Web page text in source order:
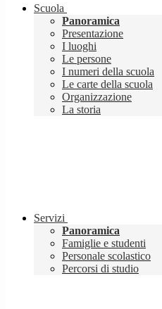
Scuola
Panoramica
Presentazione
I luoghi
Le persone
I numeri della scuola
Le carte della scuola
Organizzazione
La storia
Servizi
Panoramica
Famiglie e studenti
Personale scolastico
Percorsi di studio